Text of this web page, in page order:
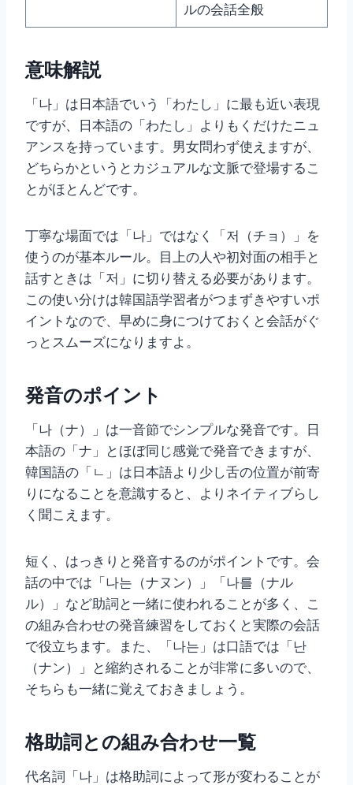
ルの会話全般
意味解説
「나」は日本語でいう「わたし」に最も近い表現
ですが、日本語の「わたし」よりもくだけたニュ
アンスを持っています。男女問わず使えますが、
どちらかというとカジュアルな文脈で登場するこ
とがほとんどです。
丁寧な場面では「나」ではなく「저（チョ）」を
使うのが基本ルール。目上の人や初対面の相手と
話すときは「저」に切り替える必要があります。
この使い分けは韓国語学習者がつまずきやすいポ
イントなので、早めに身につけておくと会話がぐ
っとスムーズになりますよ。
発音のポイント
「나（ナ）」は一音節でシンプルな発音です。日
本語の「ナ」とほぼ同じ感覚で発音できますが、
韓国語の「ㄴ」は日本語より少し舌の位置が前寄
りになることを意識すると、よりネイティブらし
く聞こえます。
短く、はっきりと発音するのがポイントです。会
話の中では「나는（ナヌン）」「나를（ナル
ル）」など助詞と一緒に使われることが多く、こ
の組み合わせの発音練習をしておくと実際の会話
で役立ちます。また、「나는」は口語では「난
（ナン）」と縮約されることが非常に多いので、
そちらも一緒に覚えておきましょう。
格助詞との組み合わせ一覧
代名詞「나」は格助詞によって形が変わることが